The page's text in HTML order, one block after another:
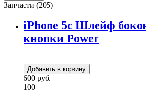
Запчасти (205)
iPhone 5c Шлейф
кнопки Power
600 руб.
100